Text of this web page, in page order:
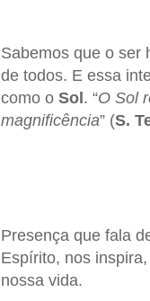
Sabemos que o ser
de todos. E essa
como o Sol. “O Sol
magnificência” (S.
Presença que fala
Espírito, nos
nossa vida.